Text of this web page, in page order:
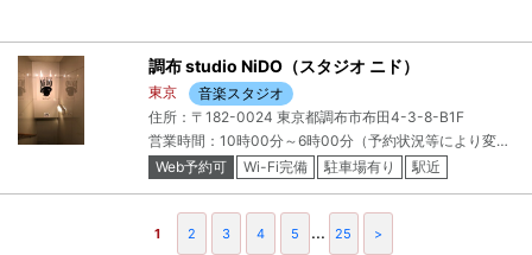
調布 studio NiDO（スタジオ ニド）
東京
音楽スタジオ
住所：〒182-0024 東京都調布市布田4-3-8-B1F
営業時間：10時00分～6時00分（予約状況等により変動）
Web予約可
Wi-Fi完備 駐車場有り 駅近
1 2 3 4 5 ... 25 >